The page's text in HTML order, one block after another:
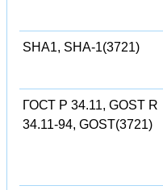
SHA1, SHA-1(3721)
ГОСТ Р 34.11, GOST R
34.11-94, GOST(3721)